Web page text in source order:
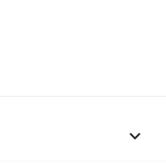
